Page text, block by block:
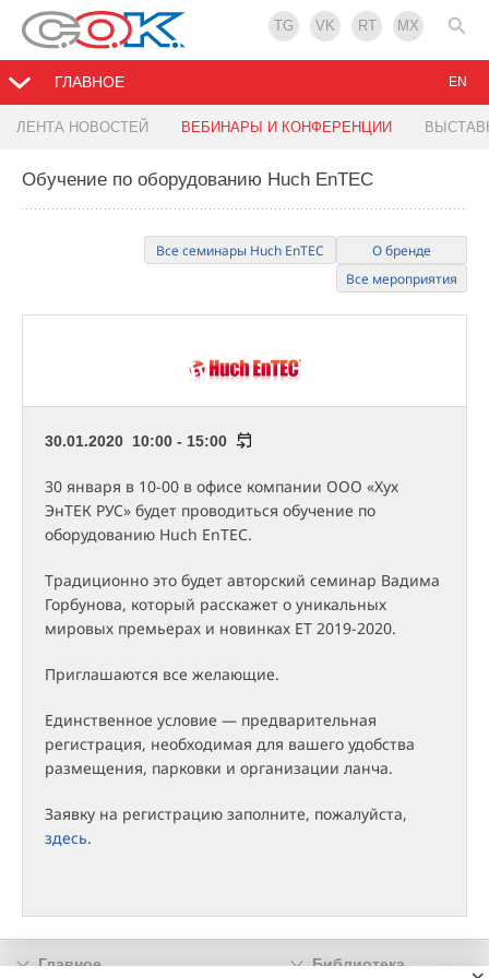
TG VK RT MX
ГЛАВНОЕ
ЛЕНТА НОВОСТЕЙ ВЕБИНАРЫ И КОНФЕРЕНЦИИ
EN
Обучение по оборудованию Huch EnTEC
Все семинары Huch EnTEC
О бренде
Все мероприятия
30.01.2020 10:00 - 15:00
30 января в 10-00 в офисе компании ООО «Хух
ЭнТЕК РУС» будет проводиться обучение по
оборудованию Huch EnTEC.
Традиционно это будет авторский семинар Вадима
Горбунова, который расскажет о уникальных
мировых премьерах и новинках ET 2019-2020.
Приглашаются все желающие.
Единственное условие — предварительная
регистрация, необходимая для вашего удобства
размещения, парковки и организации ланча.
Заявку на регистрацию заполните, пожалуйста,
здесь.
Главное Библиотека